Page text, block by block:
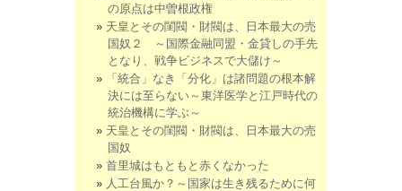
の原点は中曽根政権
天皇とその閨閥・財閥は、日本最大の売
国奴２ ～国際金融同盟・金貸しの手先
となり、戦争ビジネスで大儲け～
「統合」なき「分化」は諸問題の根本解
決には至らない～東洋医学と江戸時代の
統治機構に学ぶ～
天皇とその閨閥・財閥は、日本最大の売
国奴
首里城はもともと赤くなかった
人工台風か？～国家は生き残るために何